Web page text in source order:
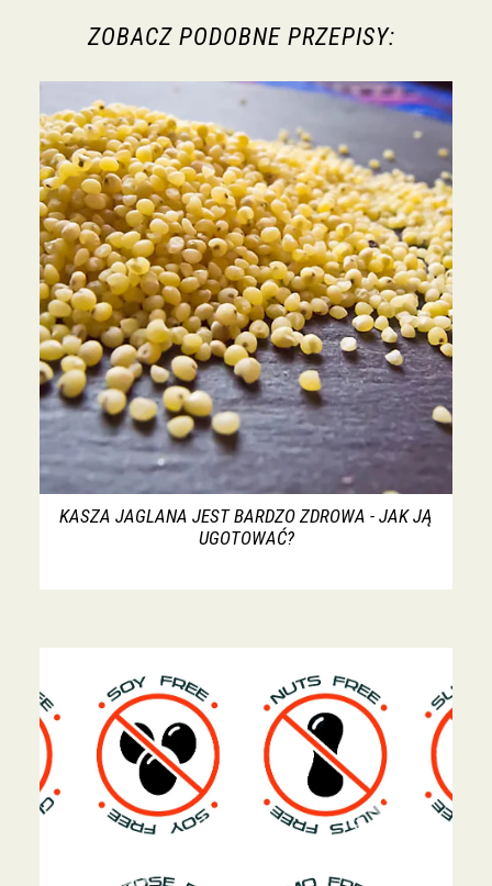
ZOBACZ PODOBNE PRZEPISY:
KASZA JAGLANA JEST BARDZO ZDROWA - JAK JĄ
UGOTOWAĆ?